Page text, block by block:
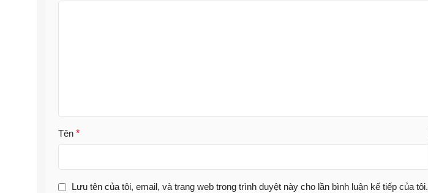
Tên *
Lưu tên của tôi, email, và trang web trong trình duyệt này cho lần bình luận kế tiếp của tôi.